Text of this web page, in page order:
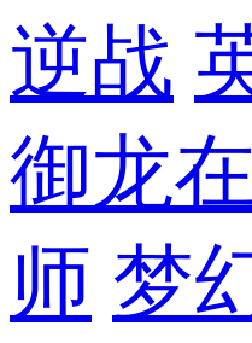
逆战
御龙
师 梦